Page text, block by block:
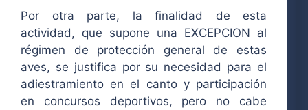
Por otra parte, la finalidad de esta
actividad, que supone una EXCEPCION al
régimen de protección general de estas
aves, se justifica por su necesidad para el
adiestramiento en el canto y participación
en concursos deportivos, pero no cabe